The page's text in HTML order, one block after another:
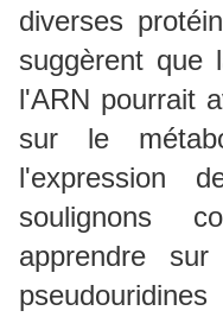
diverses
suggèrent que
l'ARN pourrait
sur le
l'expression
soulignons
apprendre